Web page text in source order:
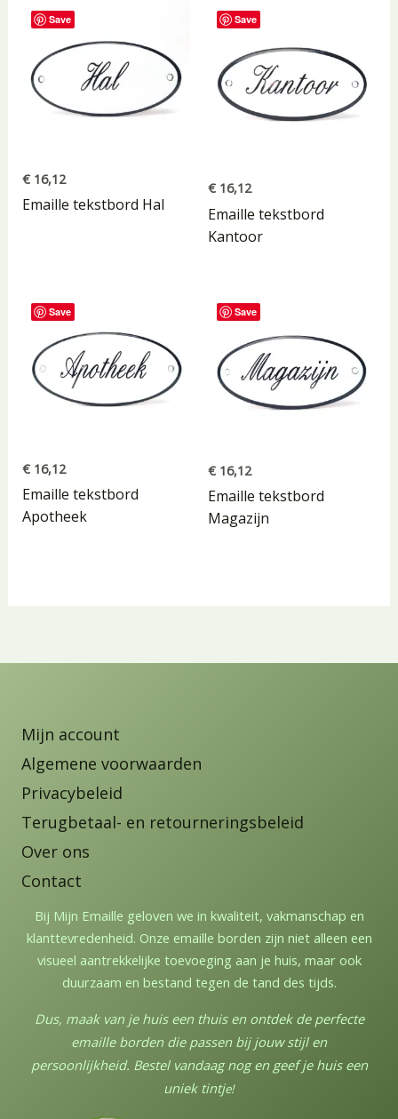
Save
€16,12
Emaille tekstbord Hal
Save
€ 16,12
Emaille tekstbord
Kantoor
Save
€16,12
Emaille tekstbord
Apotheek
Save
€ 16,12
Emaille tekstbord
Magazijn
Mijn account
Algemene voorwaarden
Privacybeleid
Terugbetaal- en retourneringsbeleid
Over ons
Contact
Bij Mijn Emaille geloven we in kwaliteit, vakmanschap en
klanttevredenheid. Onze emaille borden zijn niet alleen een
visueel aantrekkelijke toevoeging aan je huis, maar ook
duurzaam en bestand tegen de tand des tijds.
Dus, maak van je huis een thuis en ontdek de perfecte
emaille borden die passen bij jouw stijl en
persoonlijkheid. Bestel vandaag nog en geef je huis een
uniek tintje!